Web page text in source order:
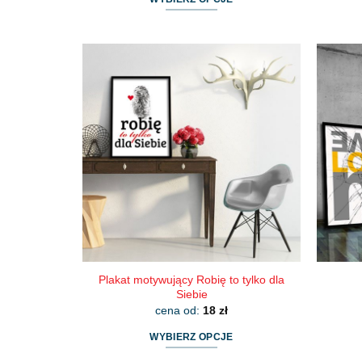
wiele
wariantów.
można
wybrać
stronie
produktu
Plakat motywujący Robię to tylko dla
Siebie
cena od: 18 zł
WYBIERZ OPCJE